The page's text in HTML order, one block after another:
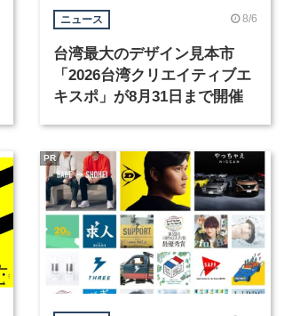
ニュース 8/6
台湾最大のデザイン見本市
「2026台湾クリエイティブエ
キスポ」が8月31日まで開催
PR